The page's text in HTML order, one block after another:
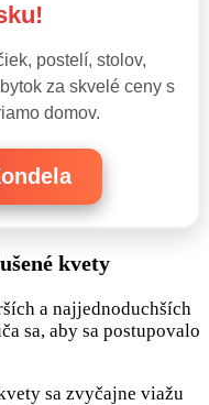
postelí, stolov,
za skvelé ceny s
domov.
kvety
a najjednoduchších
sa, aby sa postupovalo
sa zvyčajne viažu